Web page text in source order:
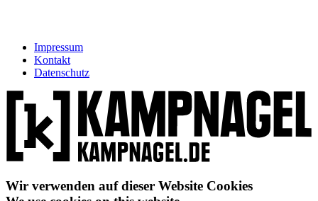
Impressum
Kontakt
Datenschutz
Wir verwenden auf dieser Website Cookies